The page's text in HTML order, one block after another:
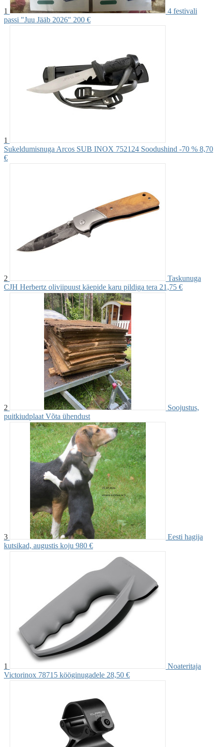
1
4 festivali
passi "Juu Jääb 2026" 200 €
1
Sukeldumisnuga Arcos SUB INOX 752124 Soodushind -70 % 8,70
€
2
Taskunuga
CJH Herbertz oliviipuust käepide karu pildiga tera 21,75 €
2
Soojustus,
puitkiudplaat Võta ühendust
3
Eesti hagija
kutsikad, augustis koju 980 €
1
Noateritaja
Victorinox 78715 kööginugadele 28,50 €